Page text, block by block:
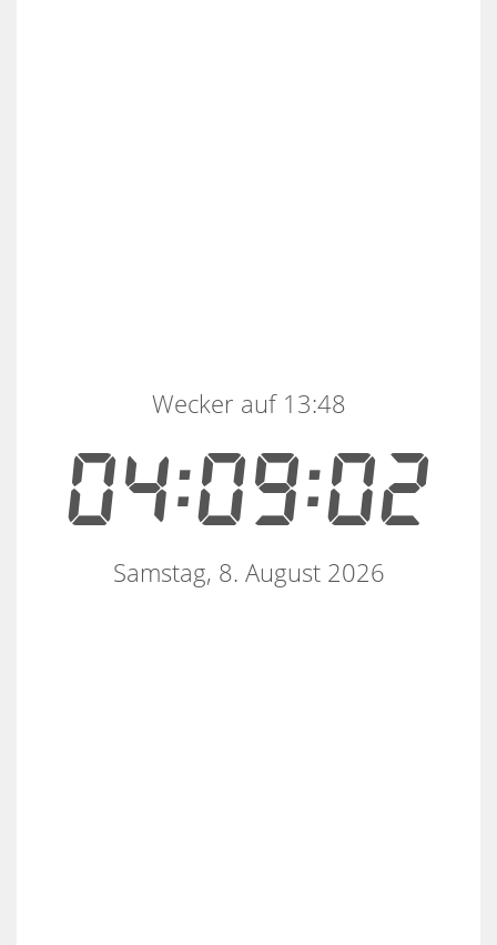
04:09:03
Wecker auf 13:48
Samstag, 8. August 2026